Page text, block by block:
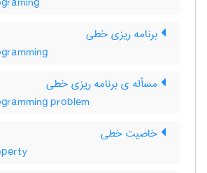
برنامه ریزی خطی
مسأله ی برنامه ریزی خطی
problem
خاصیت خطی